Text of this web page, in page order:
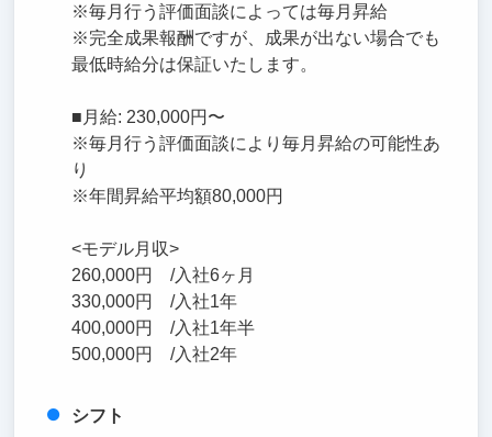
※毎月行う評価面談によっては毎月昇給
※完全成果報酬ですが、成果が出ない場合でも
最低時給分は保証いたします。
■月給: 230,000円〜
※毎月行う評価面談により毎月昇給の可能性あ
り
※年間昇給平均額80,000円
<モデル月収>
260,000円 /入社6ヶ月
330,000円 /入社1年
400,000円 /入社1年半
500,000円 /入社2年
シフト